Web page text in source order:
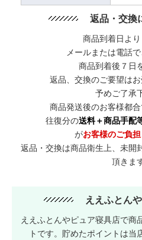
返品・交換
商品到着日よ
メールまたは電話で
商品到着後７日
返品、交換のご要望はお
予めご了承
商品発送後のお客様都合
往復分の送料＋商品手配
がお客様のご負担
返品・交換は商品衛生上、未開
頂きま
ええふとん
ええふとんやピュア寝具店で商
トです。貯めたポイントは当